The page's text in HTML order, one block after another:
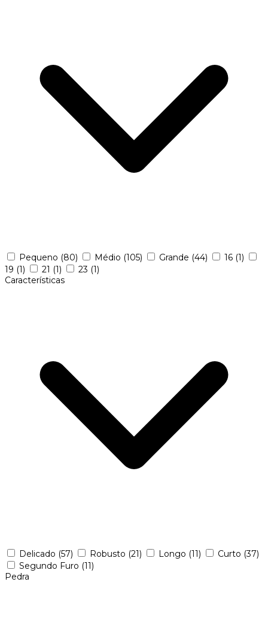
Pequeno (80) Médio (105) Grande (44) 16 (1)
19 (1) 21 (1) 23 (1)
Características
Delicado (57) Robusto (21) Longo (11) Curto (37)
Segundo Furo (11)
Pedra